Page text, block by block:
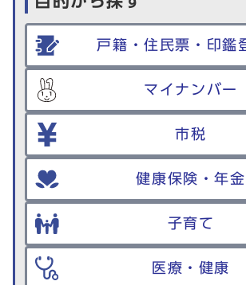
戸籍・住民票・印鑑
マイナンバー
市税
健康保険・年金
子育て
医療・健康